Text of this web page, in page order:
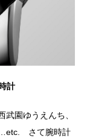
計
園ゆうえんち、
さて腕時計